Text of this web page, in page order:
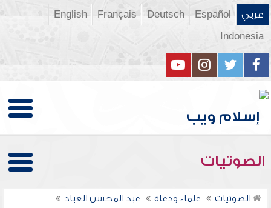
عربي Español
Deutsch
Français
English
Indonesia
الصوتيات
الصوتيات علماء ودعاة
عبد المحسن العباد